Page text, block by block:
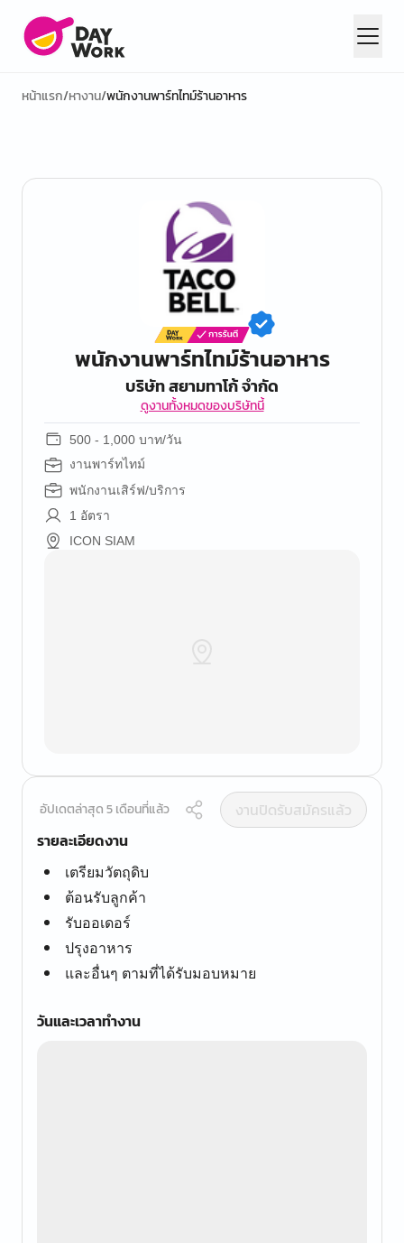
หน้าแรก/หางาน/พนักงานพาร์ทไทม์ร้านอาหาร
พนักงานพาร์ทไทม์ร้านอาหาร
บริษัท สยามทาโก้ จํากัด
ดูงานทั้งหมดของบริษัทนี้
500 - 1,000 บาท/วัน
งานพาร์ทไทม์
พนักงานเสิร์ฟ/บริการ
1 อัตรา
ICON SIAM
อัปเดตล่าสุด 5 เดือนที่แล้ว
งานปิดรับสมัครแล้ว
รายละเอียดงาน
เตรียมวัตถุดิบ
ต้อนรับลูกค้า
รับออเดอร์
ปรุงอาหาร
และอื่นๆ ตามที่ได้รับมอบหมาย
วันและเวลาทำงาน